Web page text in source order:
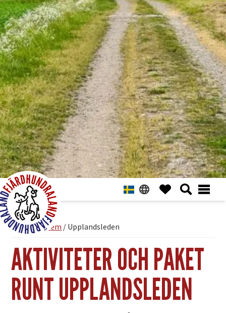
Du är här:Hem / Upplandsleden
AKTIVITETER OCH PAKET
RUNT UPPLANDSLEDEN